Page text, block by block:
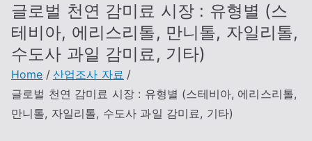
글로벌 천연 감미료 시장 : 유형별 (스
테비아, 에리스리톨, 만니톨, 자일리톨,
수도사 과일 감미료, 기타)
Home
산업조사 자료
글로벌 천연 감미료 시장 : 유형별 (스테비아, 에리스리톨,
만니톨, 자일리톨, 수도사 과일 감미료, 기타)